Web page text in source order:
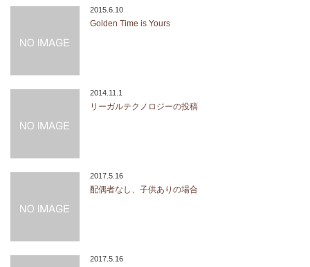
2015.6.10
Golden Time is Yours
2014.11.1
リーガルテクノロジーの投稿
2017.5.16
配偶者なし、子供ありの場合
2017.5.16